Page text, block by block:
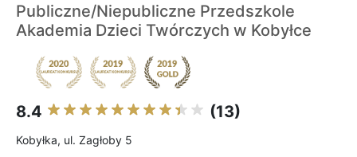
Publiczne/Niepubliczne Przedszkole
Akademia Dzieci Twórczych w Kobyłce
8.4 (13)
Kobyłka, ul. Zagłoby 5